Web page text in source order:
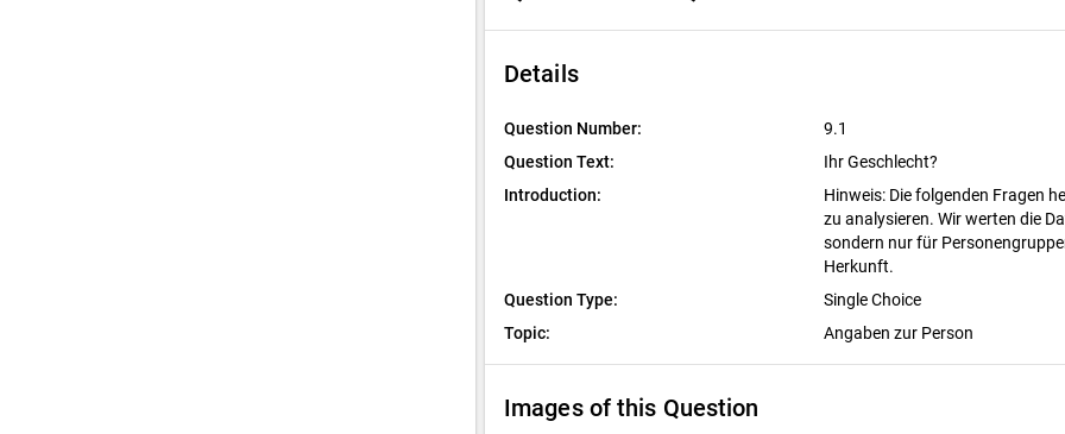
Details
Question Number:
9.1
Question Text:
Ihr Geschlecht?
Introduction:
Hinweis: Die folgenden Fragen
zu analysieren. Wir werten die
sondern nur für
Herkunft.
Question Type:
Single Choice
Topic:
Angaben zur Person
Images of this Question